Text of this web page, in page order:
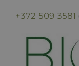
content
+372 509 3581